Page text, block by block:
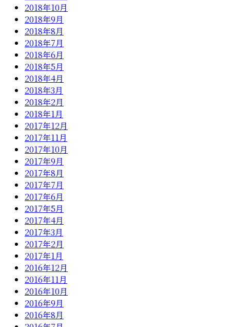
2018年10月
2018年9月
2018年8月
2018年7月
2018年6月
2018年5月
2018年4月
2018年3月
2018年2月
2018年1月
2017年12月
2017年11月
2017年10月
2017年9月
2017年8月
2017年7月
2017年6月
2017年5月
2017年4月
2017年3月
2017年2月
2017年1月
2016年12月
2016年11月
2016年10月
2016年9月
2016年8月